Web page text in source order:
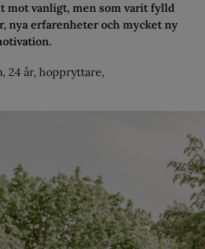
mot vanligt, men som varit fylld
nya erfarenheter och mycket ny
24 år, hoppryttare,